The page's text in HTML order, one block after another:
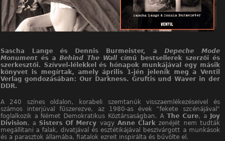
Sascha Lange és Dennis Burmeister, a Depeche Mode
Monumentés a Behind The Wallcímű bestsellerek szerzői és
szerkesztői. Szívvel-lélekkel és hónapok munkájával egy másik
könyvet is megírtak, amely április 1-jén jelenik meg a Ventil
Verlag gondozásában: Our Darkness. Gruftis und Waver in der
DDR.
A 240 színes oldalon, korabeli szemtanúk visszaemlékezéseivel és
számos interjúval fűszerezve, az 1980-as évek "fekete szcénájával"
foglalkozik a Német Demokratikus Köztársaságban. AThe Cure, a
Joy
Division, a Sisters Of Mercy vagy Anne Clark zenéjét nem tudták
megállítani a falak, divatjával és esztétikájával beszivárgott a munkások
és a parasztok államába, fiatalok ezreit inspirálta és bűvölte el.